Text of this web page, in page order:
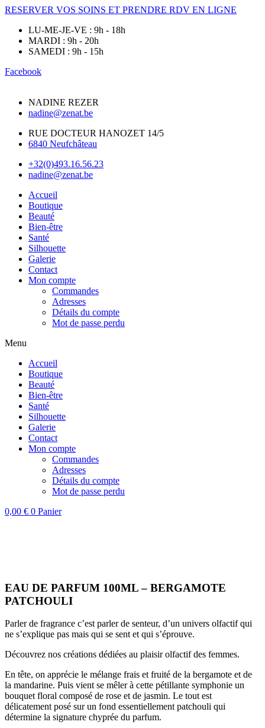
RESERVER VOS SOINS ET PRENDRE RDV EN LIGNE
LU-ME-JE-VE : 9h - 18h
MARDI : 9h - 20h
SAMEDI : 9h - 15h
Facebook
NADINE REZER
nadine@zenat.be
RUE DOCTEUR HANOZET 14/5
6840 Neufchâteau
+32(0)493.16.56.23
nadine@zenat.be
Accueil
Boutique
Beauté
Bien-être
Santé
Silhouette
Galerie
Contact
Mon compte
Commandes
Adresses
Détails du compte
Mot de passe perdu
Menu
Accueil
Boutique
Beauté
Bien-être
Santé
Silhouette
Galerie
Contact
Mon compte
Commandes
Adresses
Détails du compte
Mot de passe perdu
0,00 € 0 Panier
EAU DE PARFUM 100ML – BERGAMOTE
PATCHOULI
Parler de fragrance c’est parler de senteur, d’un univers olfactif qui
ne s’explique pas mais qui se sent et qui s’éprouve.
Découvrez nos créations dédiées au plaisir olfactif des femmes.
En tête, on apprécie le mélange frais et fruité de la bergamote et de
la mandarine. Puis vient se mêler à cette pétillante symphonie un
bouquet floral composé de rose et de jasmin. Le tout est
délicatement posé sur un fond essentiellement patchouli qui
détermine la signature chyprée du parfum.